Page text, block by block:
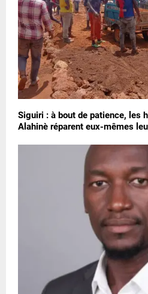
Siguiri : à bout de patience, les
Alahinè réparent eux-mêmes